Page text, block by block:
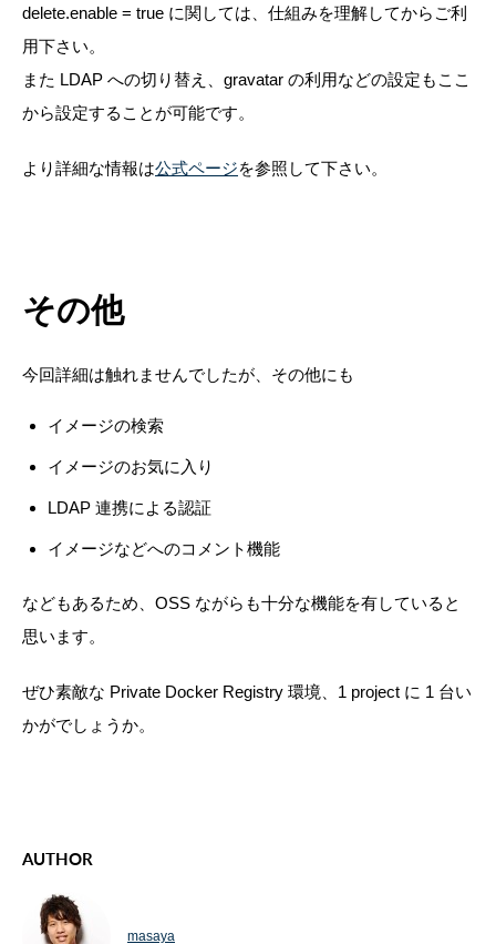
delete.enable = true に関しては、仕組みを理解してからご利
用下さい。
また LDAP への切り替え、gravatar の利用などの設定もここ
から設定することが可能です。
より詳細な情報は公式ページを参照して下さい。
その他
今回詳細は触れませんでしたが、その他にも
イメージの検索
イメージのお気に入り
LDAP 連携による認証
イメージなどへのコメント機能
などもあるため、OSS ながらも十分な機能を有していると
思います。
ぜひ素敵な Private Docker Registry 環境、1 project に 1 台い
かがでしょうか。
AUTHOR
masaya